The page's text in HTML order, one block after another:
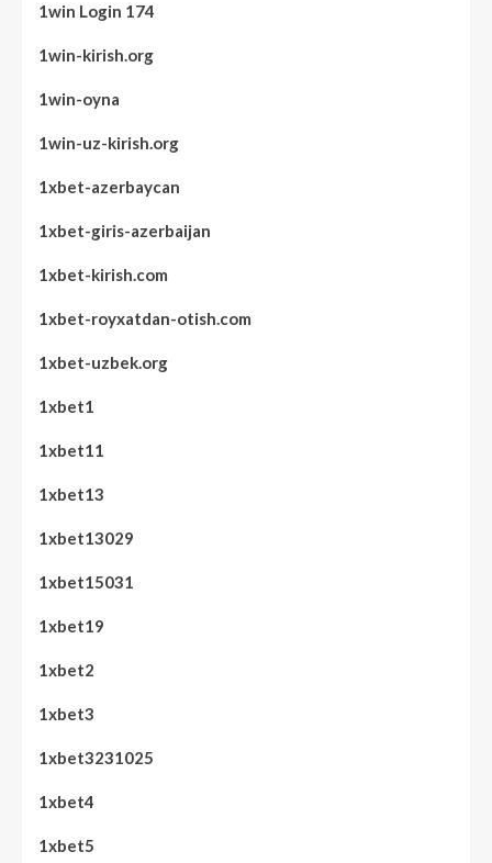
1win Login 174
1win-kirish.org
1win-oyna
1win-uz-kirish.org
1xbet-azerbaycan
1xbet-giris-azerbaijan
1xbet-kirish.com
1xbet-royxatdan-otish.com
1xbet-uzbek.org
1xbet1
1xbet11
1xbet13
1xbet13029
1xbet15031
1xbet19
1xbet2
1xbet3
1xbet3231025
1xbet4
1xbet5